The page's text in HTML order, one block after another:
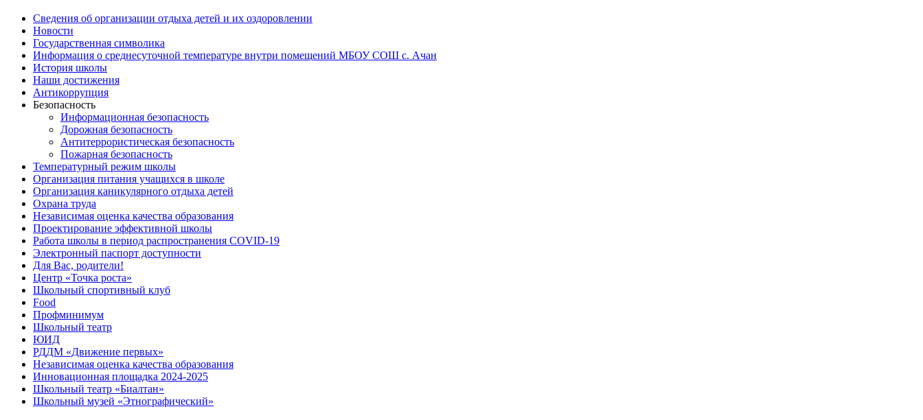
Сведения об организации отдыха детей и их оздоровлении
Новости
Государственная символика
Информация о среднесуточной температуре внутри помещений МБОУ СОШ с. Ачан
История школы
Наши достижения
Антикоррупция
Безопасность
Информационная безопасность
Дорожная безопасность
Антитеррористическая безопасность
Пожарная безопасность
Температурный режим школы
Организация питания учащихся в школе
Организация каникулярного отдыха детей
Охрана труда
Независимая оценка качества образования
Проектирование эффективной школы
Работа школы в период распространения COVID-19
Электронный паспорт доступности
Для Вас, родители!
Центр «Точка роста»
Школьный спортивный клуб
Food
Профминимум
Школьный театр
ЮИД
РДДМ «Движение первых»
Независимая оценка качества образования
Инновационная площадка 2024-2025
Школьный театр «Биалтан»
Школьный музей «Этнографический»